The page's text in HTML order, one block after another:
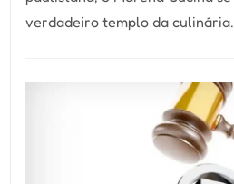
verdadeiro templo da